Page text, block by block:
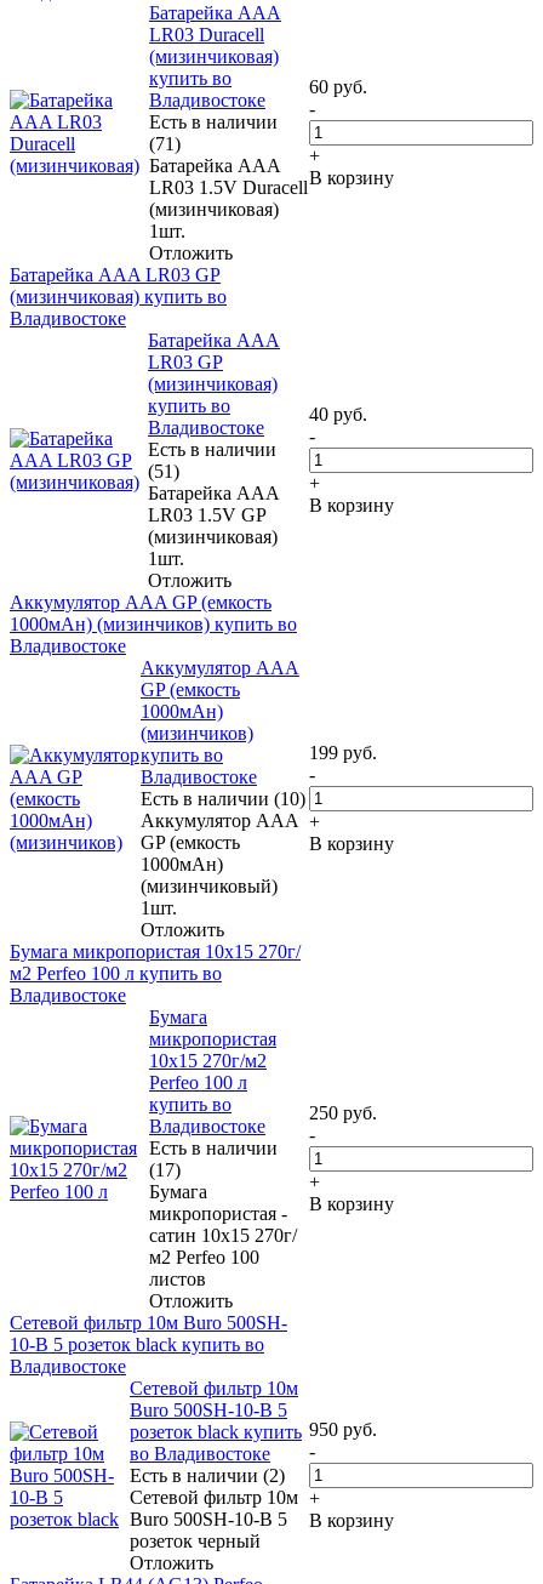
Батарейка AAA
LR03 Duracell
(мизинчиковая)
купить во
Владивостоке
Есть в наличии
(71)
Батарейка AAA
LR03 1.5V Duracell
(мизинчиковая)
1шт.
Отложить
60 руб.
-
+
В корзину
Батарейка AAA LR03 GP
(мизинчиковая) купить во
Владивостоке
Батарейка AAA
LR03 GP
(мизинчиковая)
купить во
Владивостоке
Есть в наличии
(51)
Батарейка AAA
LR03 1.5V GP
(мизинчиковая)
1шт.
Отложить
40 руб.
-
+
В корзину
Аккумулятор ААA GP (емкость
1000мАн) (мизинчиков) купить во
Владивостоке
Аккумулятор ААA
GP (емкость
1000мАн)
(мизинчиков)
купить во
Владивостоке
Есть в наличии (10)
Аккумулятор ААA
GP (емкость
1000мАн)
(мизинчиковый)
1шт.
Отложить
199 руб.
-
+
В корзину
Бумага микропористая 10x15 270г/
м2 Perfeo 100 л купить во
Владивостоке
Бумага
микропористая
10x15 270г/м2
Perfeo 100 л
купить во
Владивостоке
Есть в наличии
(17)
Бумага
микропористая -
сатин 10x15 270г/
м2 Perfeo 100
листов
Отложить
250 руб.
-
+
В корзину
Сетевой фильтр 10м Buro 500SH-
10-B 5 розеток black купить во
Владивостоке
Сетевой фильтр 10м
Buro 500SH-10-B 5
розеток black купить
во Владивостоке
Есть в наличии (2)
Сетевой фильтр 10м
Buro 500SH-10-B 5
розеток черный
Отложить
950 руб.
-
+
В корзину